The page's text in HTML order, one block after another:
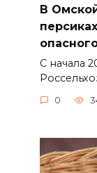
В
С начала
0